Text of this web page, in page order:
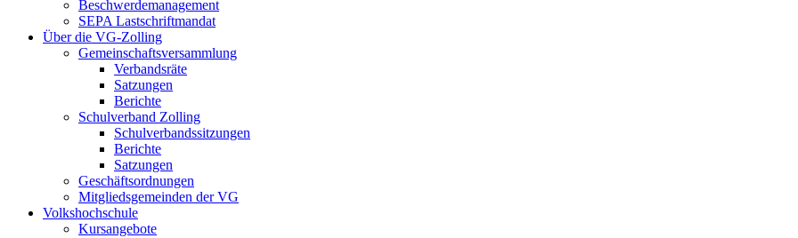
Beschwerdemanagement
SEPA Lastschriftmandat
Über die VG-Zolling
Gemeinschaftsversammlung
Verbandsräte
Satzungen
Berichte
Schulverband Zolling
Schulverbandssitzungen
Berichte
Satzungen
Geschäftsordnungen
Mitgliedsgemeinden der VG
Volkshochschule
Kursangebote